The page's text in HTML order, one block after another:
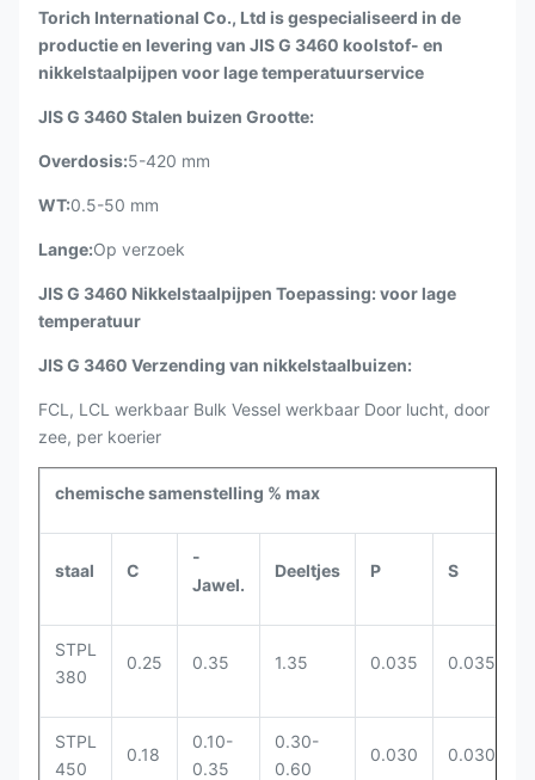
Torich International Co., Ltd is gespecialiseerd in de
productie en levering van JIS G 3460 koolstof- en
nikkelstaalpijpen voor lage temperatuurservice
JIS G 3460 Stalen buizen Grootte:
Overdosis:5-420 mm
WT:0.5-50 mm
Lange:Op verzoek
JIS G 3460 Nikkelstaalpijpen Toepassing: voor lage
temperatuur
JIS G 3460 Verzending van nikkelstaalbuizen:
FCL, LCL werkbaar Bulk Vessel werkbaar Door lucht, door
zee, per koerier
chemische samenstelling % max
staal C
-
Jawel.
Deeltjes P S
STPL
380
0.25 0.35 1.35 0.035 0.035
STPL
450
0.18
0.10-
0.35
0.30-
0.60
0.030 0.030